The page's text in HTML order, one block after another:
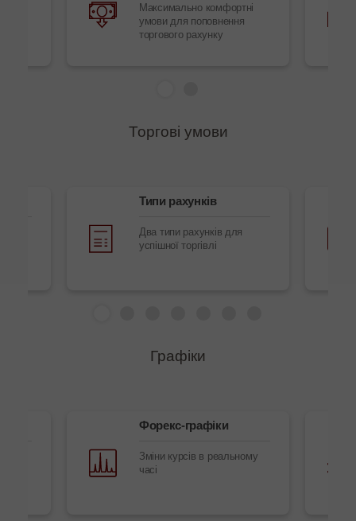
Максимально комфортні
умови для поповнення
торгового рахунку
Торгові умови
Типи рахунків
Два типи рахунків для
успішної торгівлі
Графіки
Форекс-графіки
Зміни курсів в реальному
часі